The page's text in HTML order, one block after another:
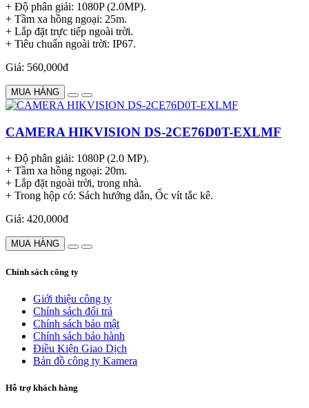
+ Độ phân giải: 1080P (2.0MP).
+ Tầm xa hồng ngoại: 25m.
+ Lắp đặt trực tiếp ngoài trời.
+ Tiêu chuẩn ngoài trời: IP67.
Giá: 560,000đ
MUA HÀNG
CAMERA HIKVISION DS-2CE76D0T-EXLMF
+ Độ phân giải: 1080P (2.0 MP).
+ Tầm xa hồng ngoại: 20m.
+ Lắp đặt ngoài trời, trong nhà.
+ Trong hộp có: Sách hướng dẫn, Ốc vít tắc kê.
Giá: 420,000đ
MUA HÀNG
Chính sách công ty
Giới thiệu công ty
Chính sách đổi trả
Chính sách bảo mật
Chính sách bảo hành
Điều Kiện Giao Dịch
Bản đồ công ty Kamera
Hỗ trợ khách hàng